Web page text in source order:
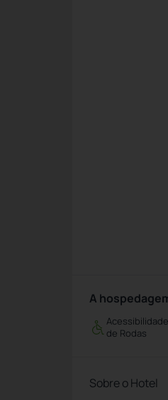
A
de Rodas
Sobre o Hotel